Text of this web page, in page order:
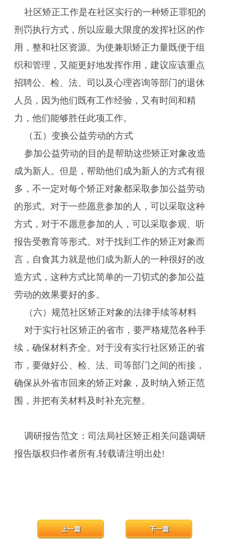
社区矫正工作是在社区实行的一种矫正罪犯的
刑罚执行方式，所以应最大限度的发挥社区的作
用，整和社区资源。为使兼职矫正力量既便于组
织和管理，又能更好地发挥作用，建议应该重点
招聘公、检、法、司以及心理咨询等部门的退休
人员，因为他们既有工作经验，又有时间和精
力，他们能够胜任此项工作。
（五）变换公益劳动的方式
参加公益劳动的目的是帮助这些矫正对象改造
成为新人。但是，帮助他们成为新人的方式有很
多，不一定对每个矫正对象都采取参加公益劳动
的形式。对于一些愿意参加的人，可以采取这种
方式，对于不愿意参加的人，可以采取参观、听
报告受教育等形式。对于找到工作的矫正对象而
言，自食其力就是他们成为新人的一种很好的改
造方式，这种方式比简单的一刀切式的参加公益
劳动的效果要好的多。
（六）规范社区矫正对象的法律手续等材料
对于实行社区矫正的省市，要严格规范各种手
续，确保材料齐全。对于没有实行社区矫正的省
市，要做好公、检、法、司等部门之间的衔接，
确保从外省市回来的矫正对象，及时纳入矫正范
围，并把有关材料及时补充完整。
调研报告范文：司法局社区矫正相关问题调研
报告版权归作者所有,转载请注明出处!
下一篇
上一篇